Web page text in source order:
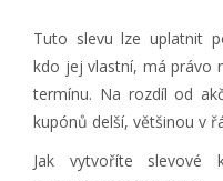
Tuto slevu lze uplatnit
kdo jej vlastní, má právo
termínu. Na rozdíl od
kupónů delší, většinou v
Jak vytvoříte slevové